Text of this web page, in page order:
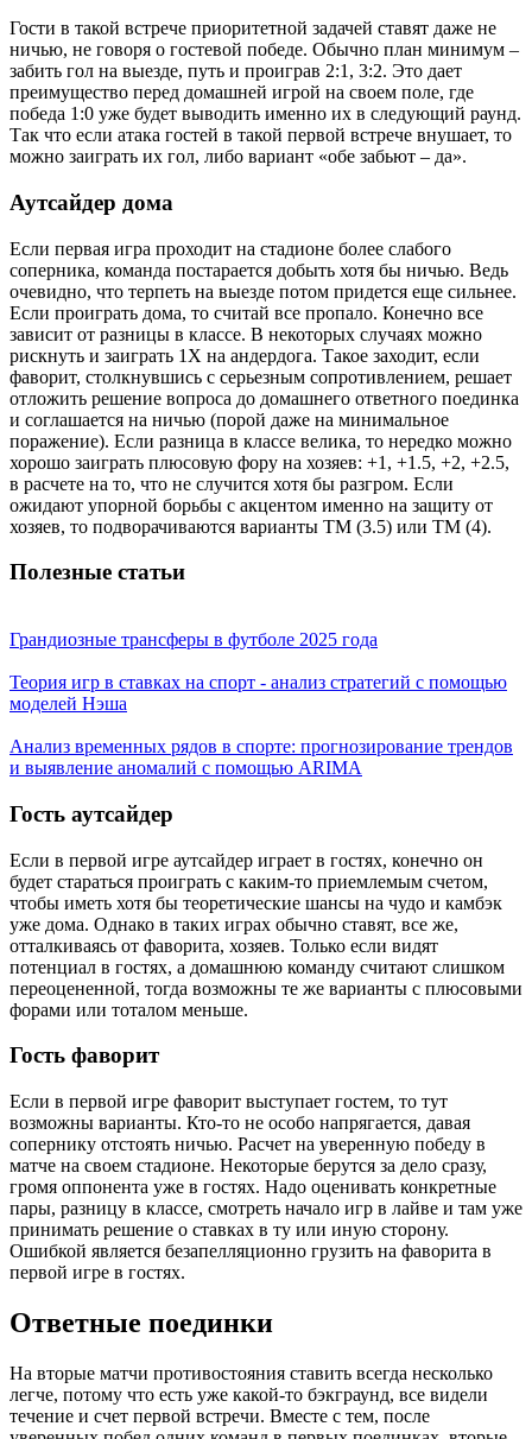
Гости в такой встрече приоритетной задачей ставят даже не
ничью, не говоря о гостевой победе. Обычно план минимум –
забить гол на выезде, путь и проиграв 2:1, 3:2. Это дает
преимущество перед домашней игрой на своем поле, где
победа 1:0 уже будет выводить именно их в следующий раунд.
Так что если атака гостей в такой первой встрече внушает, то
можно заиграть их гол, либо вариант «обе забьют – да».
Аутсайдер дома
Если первая игра проходит на стадионе более слабого
соперника, команда постарается добыть хотя бы ничью. Ведь
очевидно, что терпеть на выезде потом придется еще сильнее.
Если проиграть дома, то считай все пропало. Конечно все
зависит от разницы в классе. В некоторых случаях можно
рискнуть и заиграть 1Х на андердога. Такое заходит, если
фаворит, столкнувшись с серьезным сопротивлением, решает
отложить решение вопроса до домашнего ответного поединка
и соглашается на ничью (порой даже на минимальное
поражение). Если разница в классе велика, то нередко можно
хорошо заиграть плюсовую фору на хозяев: +1, +1.5, +2, +2.5,
в расчете на то, что не случится хотя бы разгром. Если
ожидают упорной борьбы с акцентом именно на защиту от
хозяев, то подворачиваются варианты ТМ (3.5) или ТМ (4).
Полезные статьи
Грандиозные трансферы в футболе 2025 года
Теория игр в ставках на спорт - анализ стратегий с помощью
моделей Нэша
Анализ временных рядов в спорте: прогнозирование трендов
и выявление аномалий с помощью ARIMA
Гость аутсайдер
Если в первой игре аутсайдер играет в гостях, конечно он
будет стараться проиграть с каким-то приемлемым счетом,
чтобы иметь хотя бы теоретические шансы на чудо и камбэк
уже дома. Однако в таких играх обычно ставят, все же,
отталкиваясь от фаворита, хозяев. Только если видят
потенциал в гостях, а домашнюю команду считают слишком
переоцененной, тогда возможны те же варианты с плюсовыми
форами или тоталом меньше.
Гость фаворит
Если в первой игре фаворит выступает гостем, то тут
возможны варианты. Кто-то не особо напрягается, давая
сопернику отстоять ничью. Расчет на уверенную победу в
матче на своем стадионе. Некоторые берутся за дело сразу,
громя оппонента уже в гостях. Надо оценивать конкретные
пары, разницу в классе, смотреть начало игр в лайве и там уже
принимать решение о ставках в ту или иную сторону.
Ошибкой является безапелляционно грузить на фаворита в
первой игре в гостях.
Ответные поединки
На вторые матчи противостояния ставить всегда несколько
легче, потому что есть уже какой-то бэкграунд, все видели
течение и счет первой встречи. Вместе с тем, после